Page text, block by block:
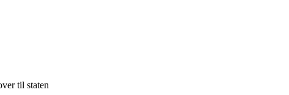
til staten